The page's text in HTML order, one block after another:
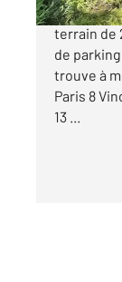
terrain de
de
trouve à
Paris 8
13 ...